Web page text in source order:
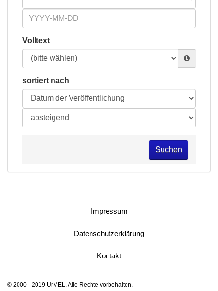
Volltext
sortiert nach
Suchen
Impressum
Datenschutzerklärung
Kontakt
© 2000 - 2019 UrMEL. Alle Rechte vorbehalten.